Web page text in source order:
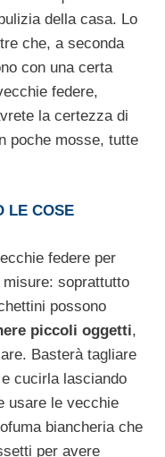
della casa. Lo
che, a seconda
con una certa
federe,
la certezza di
poche mosse, tutte
LE COSE
federe per
soprattutto
possono
piccoli oggetti,
Basterà tagliare
cucirla lasciando
usare le vecchie
biancheria che
per avere